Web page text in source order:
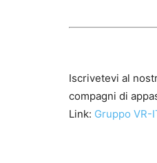
Iscrivetevi al
compagni di
Link: Gruppo VR-